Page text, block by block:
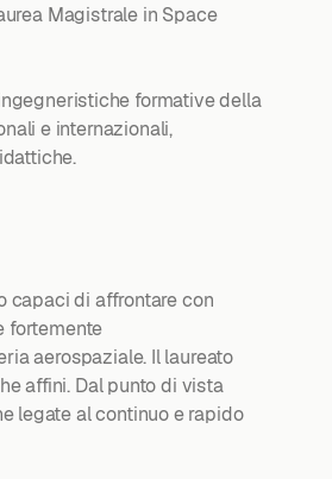
Magistrale in Space
formative della
e internazionali,
capaci di affrontare con
fortemente
aerospaziale. Il laureato
affini. Dal punto di vista
legate al continuo e rapido